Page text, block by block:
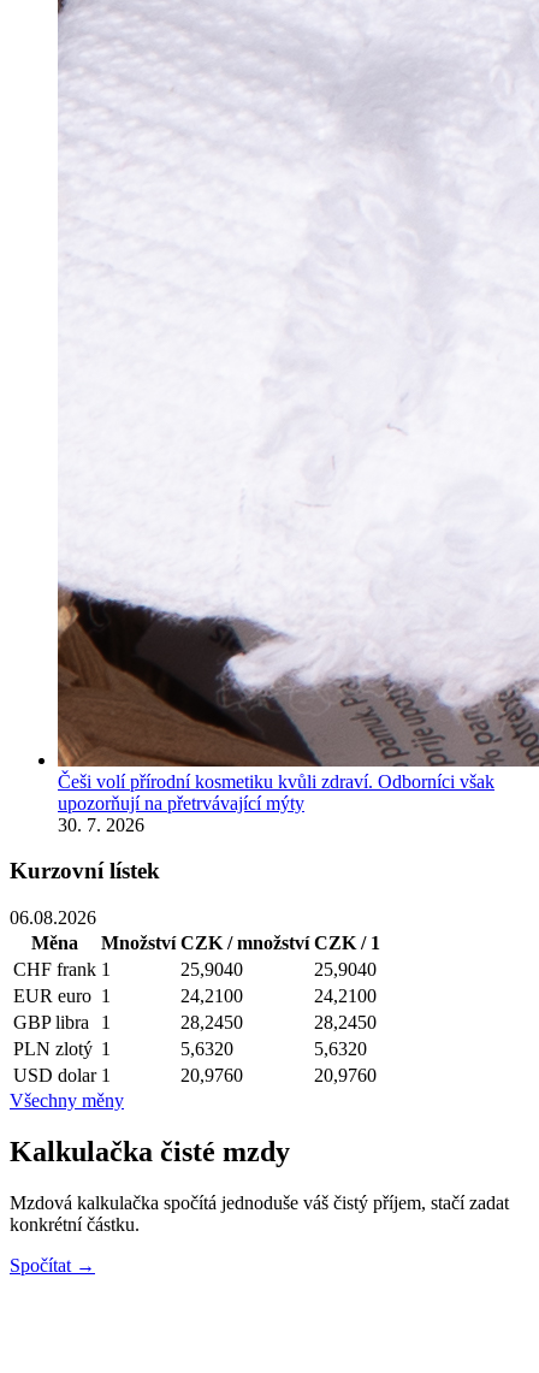
Češi volí přírodní kosmetiku kvůli zdraví. Odborníci však
upozorňují na přetrvávající mýty
30. 7. 2026
Kurzovní lístek
06.08.2026
Měna
Množství CZK / množství CZK / 1
CHF frank 1 25,9040
25,9040
EUR euro 1 24,2100
24,2100
GBP libra 1 28,2450
28,2450
PLN zlotý 1 5,6320
5,6320
USD dolar 1 20,9760
20,9760
Všechny měny
Kalkulačka čisté mzdy
Mzdová kalkulačka spočítá jednoduše váš čistý příjem, stačí zadat
konkrétní částku.
Spočítat →